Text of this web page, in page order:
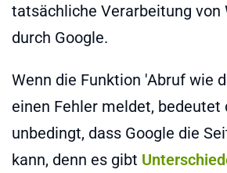
tatsächliche Verarbeitung von
durch Google.
Wenn die Funktion 'Abruf wie
einen Fehler meldet, bedeutet
unbedingt, dass Google die
kann, denn es gibt